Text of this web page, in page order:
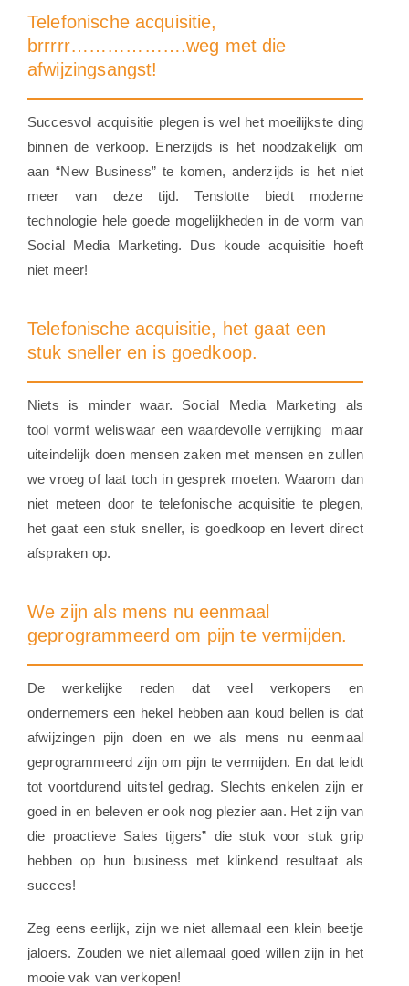
Telefonische acquisitie,
brrrrr……………….weg met die
afwijzingsangst!
Succesvol acquisitie plegen is wel het moeilijkste ding
binnen de verkoop. Enerzijds is het noodzakelijk om
aan “New Business” te komen, anderzijds is het niet
meer van deze tijd. Tenslotte biedt moderne
technologie hele goede mogelijkheden in de vorm van
Social Media Marketing. Dus koude acquisitie hoeft
niet meer!
Telefonische acquisitie, het gaat een
stuk sneller en is goedkoop.
Niets is minder waar. Social Media Marketing als
tool vormt weliswaar een waardevolle verrijking maar
uiteindelijk doen mensen zaken met mensen en zullen
we vroeg of laat toch in gesprek moeten. Waarom dan
niet meteen door te telefonische acquisitie te plegen,
het gaat een stuk sneller, is goedkoop en levert direct
afspraken op.
We zijn als mens nu eenmaal
geprogrammeerd om pijn te vermijden.
De werkelijke reden dat veel verkopers en
ondernemers een hekel hebben aan koud bellen is dat
afwijzingen pijn doen en we als mens nu eenmaal
geprogrammeerd zijn om pijn te vermijden. En dat leidt
tot voortdurend uitstel gedrag. Slechts enkelen zijn er
goed in en beleven er ook nog plezier aan. Het zijn van
die proactieve Sales tijgers” die stuk voor stuk grip
hebben op hun business met klinkend resultaat als
succes!
Zeg eens eerlijk, zijn we niet allemaal een klein beetje
jaloers. Zouden we niet allemaal goed willen zijn in het
mooie vak van verkopen!